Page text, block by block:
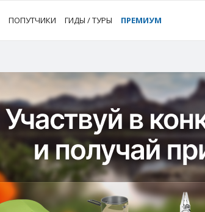
ПОПУТЧИКИ ГИДЫ / ТУРЫ ПРЕМИУМ